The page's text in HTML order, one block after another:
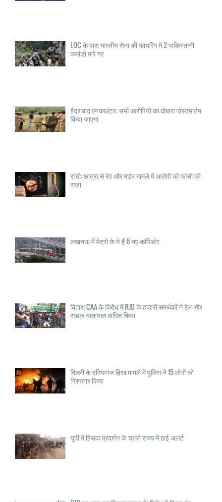
LOC के पास भारतीय सेना की फायरिंग में 2 पाकिस्तानी
कमांडो मारे गए
हैदराबाद एनकाउंटर: सभी आरोपियों का दोबारा पोस्टमार्टम
किया जाएगा
रांची: छात्रा से रेप और मर्डर मामले में आरोपी को फांसी की
सज़ा
लखनऊ में मेट्रो के ये हैं 6 नए कॉरिडोर
बिहार: CAA के विरोध में RJD के हजारों समर्थकों ने रेल और
सड़क यातायात बाधित किया
दिल्ली के दरियागंज हिंसा मामले में पुलिस ने 15 लोगों को
गिरफ्तार किया
यूपी में हिंसक प्रदर्शन के चलते राज्य में हाई अलर्ट